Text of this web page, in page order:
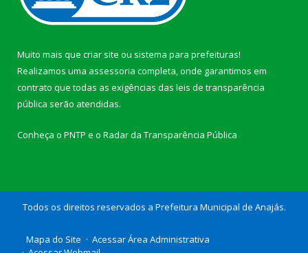
Muito mais que criar site ou sistema para prefeituras!
Realizamos uma assessoria completa, onde garantimos em
contrato que todas as exigências das leis de transparência
pública serão atendidas.
Conheça o PNTP e o Radar da Transparência Pública
Todos os direitos reservados a Prefeitura Municipal de Anajás.
Mapa do Site
Acessar Área Administrativa